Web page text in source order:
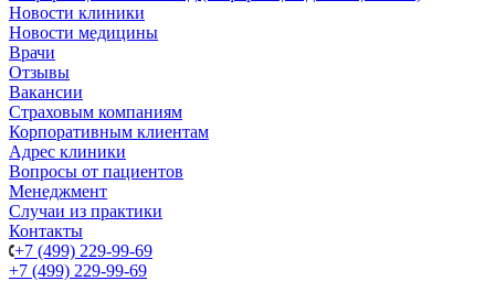
Новости клиники
Новости медицины
Врачи
Отзывы
Вакансии
Страховым компаниям
Корпоративным клиентам
Адрес клиники
Вопросы от пациентов
Менеджмент
Случаи из практики
Контакты
+7 (499) 229-99-69
+7 (499) 229-99-69